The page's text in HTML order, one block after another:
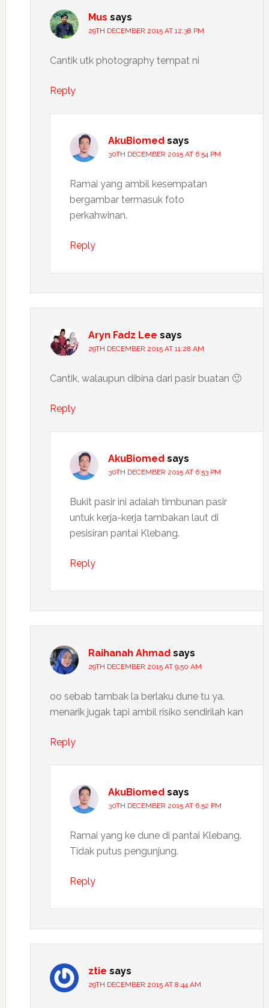
Mus says
29TH DECEMBER 2015 AT 12:38 PM
Cantik utk photography tempat ni
Reply
AkuBiomed says
30TH DECEMBER 2015 AT 6:54 PM
Ramai yang ambil kesempatan
bergambar termasuk foto
perkahwinan.
Reply
Aryn Fadz Lee says
29TH DECEMBER 2015 AT 11:28 AM
Cantik, walaupun dibina dari pasir buatan 🙂
Reply
AkuBiomed says
30TH DECEMBER 2015 AT 6:53 PM
Bukit pasir ini adalah timbunan pasir
untuk kerja-kerja tambakan laut di
pesisiran pantai Klebang.
Reply
Raihanah Ahmad says
29TH DECEMBER 2015 AT 9:50 AM
oo sebab tambak la berlaku dune tu ya.
menarik jugak tapi ambil risiko sendirilah kan
Reply
AkuBiomed says
30TH DECEMBER 2015 AT 6:52 PM
Ramai yang ke dune di pantai Klebang.
Tidak putus pengunjung.
Reply
ztie says
29TH DECEMBER 2015 AT 8:44 AM